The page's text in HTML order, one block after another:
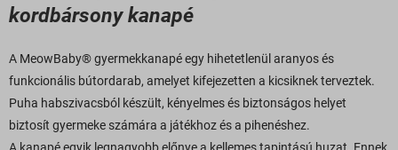
kordbársony kanapé
A MeowBaby® gyermekkanapé egy hihetetlenül aranyos és
funkcionális bútordarab, amelyet kifejezetten a kicsiknek terveztek.
Puha habszivacsból készült, kényelmes és biztonságos helyet
biztosít gyermeke számára a játékhoz és a pihenéshez.